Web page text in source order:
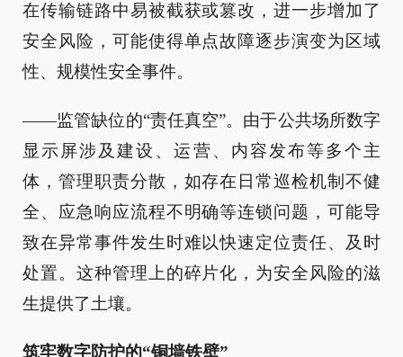
在传输链路中易被截获或篡改，进一步增加了
安全风险，可能使得单点故障逐步演变为区域
性、规模性安全事件。
——监管缺位的“责任真空”。由于公共场所数字
显示屏涉及建设、运营、内容发布等多个主
体，管理职责分散，如存在日常巡检机制不健
全、应急响应流程不明确等连锁问题，可能导
致在异常事件发生时难以快速定位责任、及时
处置。这种管理上的碎片化，为安全风险的滋
生提供了土壤。
筑牢数字防护的“铜墙铁壁”